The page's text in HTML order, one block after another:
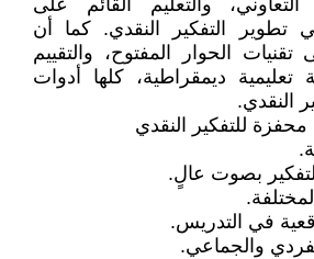
التعاوني، والتعليم القائم على
تطوير التفكير النقدي. كما أن
الحوار المفتوح، والتقييم
تعليمية ديمقراطية، كلها أدوات
النقدي.
للتفكير النقدي
بصوت عالٍ.
في التدريس.
والجماعي.